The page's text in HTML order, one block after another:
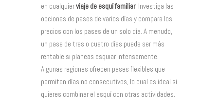
en cualquierviaje de esquí familiar. Investiga las
opciones de pases de varios días y compara los
precios con los pases de un solo día. A menudo,
un pase de tres o cuatro días puede ser más
rentable si planeas esquiar intensamente.
Algunas regiones ofrecen pases flexibles que
permiten días no consecutivos, lo cual es ideal si
quieres combinar el esquí con otras actividades.